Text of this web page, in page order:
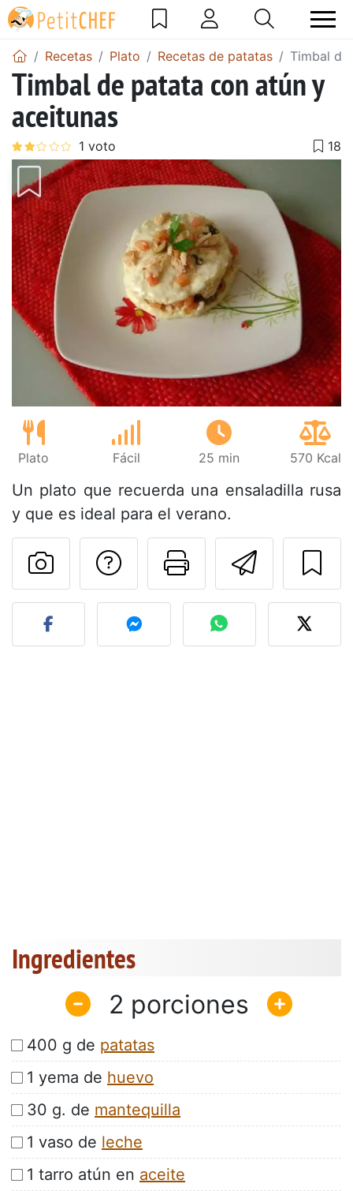
Recetas Plato Recetas de patatas Timbal
Timbal de patata con atún y
aceitunas
Plato Fácil 25 min 570 Kcal
Un plato que recuerda una ensaladilla rusa
y que es ideal para el verano.
Imprimir
Preguntar al autor
Publicar la foto de esta
Ingredientes
2
400 g de patatas
1 yema de huevo
30 g. de mantequilla
1 vaso de leche
1 tarro atún en aceite